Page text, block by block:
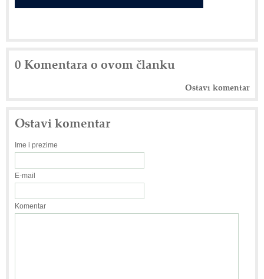
0 Komentara o ovom članku
Ostavi komentar
Ostavi komentar
Ime i prezime
E-mail
Komentar